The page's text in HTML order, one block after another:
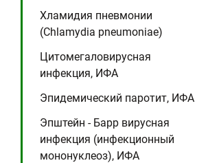
Хламидия пневмонии
(Chlamydia pneumoniae)
Цитомегаловирусная
инфекция, ИФА
Эпидемический паротит, ИФА
Эпштейн - Барр вирусная
инфекция (инфекционный
мононуклеоз), ИФА